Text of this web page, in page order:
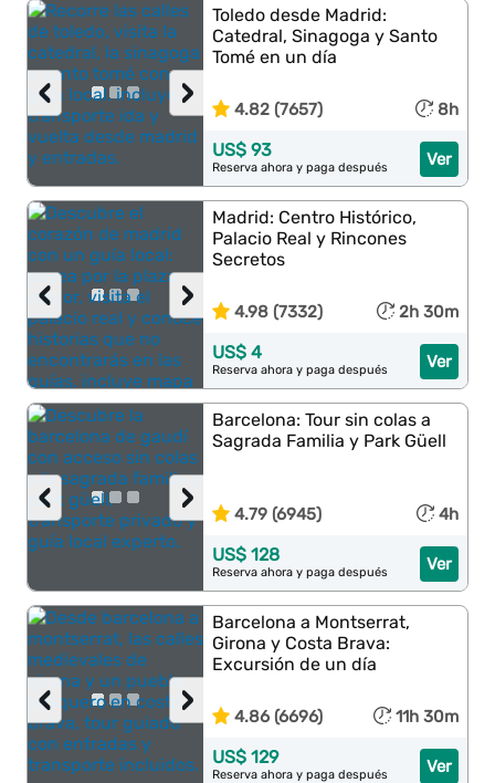
›
‹
Toledo desde Madrid:
Catedral, Sinagoga y Santo
Tomé en un día
4.82 (7657) 8h
Ver
US$ 93
Reserva ahora y paga después
›
‹
Madrid: Centro Histórico,
Palacio Real y Rincones
Secretos
4.98 (7332) 2h 30m
Ver
US$ 4
Reserva ahora y paga después
›
‹
Barcelona: Tour sin colas a
Sagrada Familia y Park Güell
4.79 (6945) 4h
Ver
US$ 128
Reserva ahora y paga después
›
‹
Barcelona a Montserrat,
Girona y Costa Brava:
Excursión de un día
4.86 (6696) 11h 30m
Ver
US$ 129
Reserva ahora y paga después